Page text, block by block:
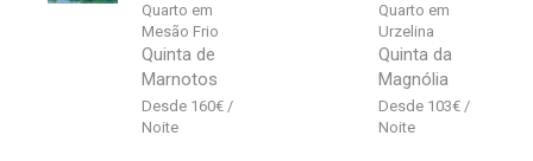
Quarto em
Mesão Frio
Quinta de
Marnotos
160€
Quarto em
Urzelina
Quinta da
Magnólia
103€